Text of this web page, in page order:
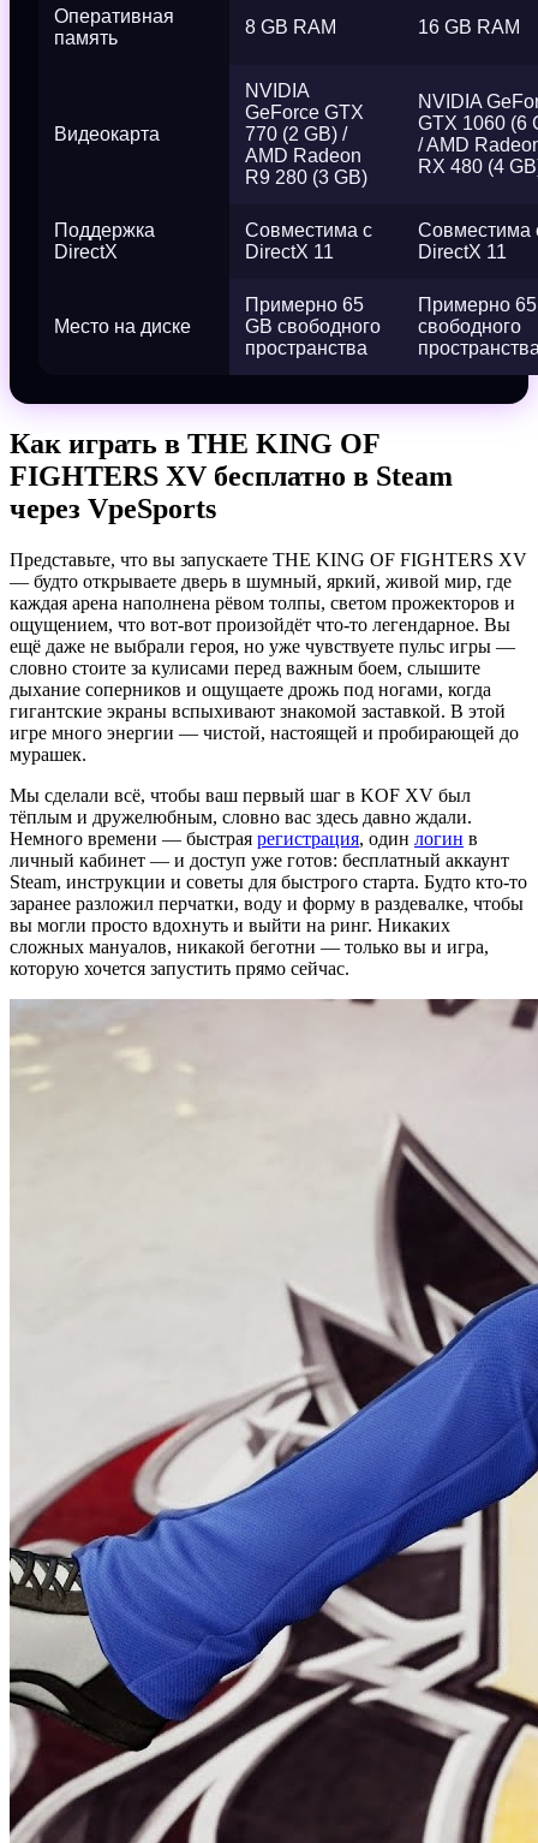
Оперативная
память
8 GB RAM 16 GB RAM
Видеокарта
NVIDIA
GeForce GTX
770 (2 GB) /
AMD Radeon
R9 280 (3 GB)
NVIDIA
GTX 1060 (6
/ AMD
RX 480 (4
Поддержка
DirectX
Совместима с
DirectX 11
Совместима
DirectX 11
Место на диске
Примерно 65
GB свободного
пространства
Примерно
свободного
Как играть в THE KING OF
FIGHTERS XV бесплатно в Steam
через VpeSports
Представьте, что вы запускаете THE KING OF FIGHTERS XV
— будто открываете дверь в шумный, яркий, живой мир, где
каждая арена наполнена рёвом толпы, светом прожекторов и
ощущением, что вот‑вот произойдёт что‑то легендарное. Вы
ещё даже не выбрали героя, но уже чувствуете пульс игры —
словно стоите за кулисами перед важным боем, слышите
дыхание соперников и ощущаете дрожь под ногами, когда
гигантские экраны вспыхивают знакомой заставкой. В этой
игре много энергии — чистой, настоящей и пробирающей до
мурашек.
Мы сделали всё, чтобы ваш первый шаг в KOF XV был
тёплым и дружелюбным, словно вас здесь давно ждали.
Немного времени — быстрая регистрация, один логин в
личный кабинет — и доступ уже готов: бесплатный аккаунт
Steam, инструкции и советы для быстрого старта. Будто кто‑то
заранее разложил перчатки, воду и форму в раздевалке, чтобы
вы могли просто вдохнуть и выйти на ринг. Никаких
сложных мануалов, никакой беготни — только вы и игра,
которую хочется запустить прямо сейчас.